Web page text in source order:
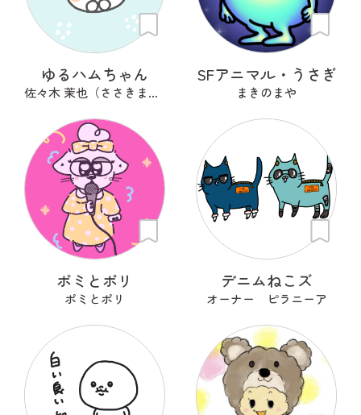
ゆるハムちゃん
佐々木 茉也（ささきまや）
SFアニマル・うさぎ
まきのまや
ポミとポリ
ポミとポリ
デニムねこズ
オーナー ピラニーア